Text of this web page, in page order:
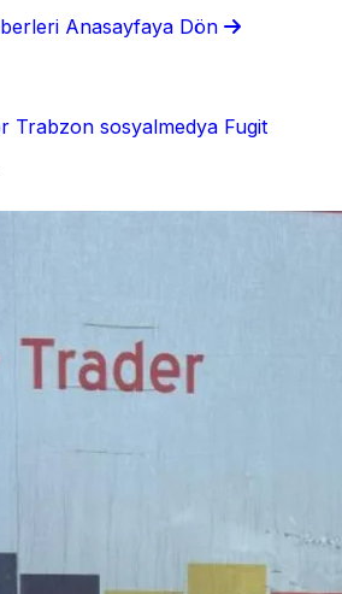
terfi
Anasayfaya Dön
Trabzon sosyalmedya Fugit